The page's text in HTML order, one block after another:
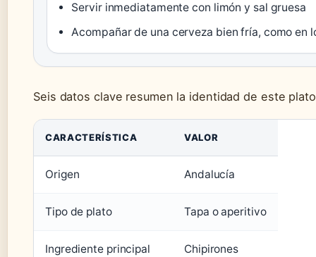
Servir inmediatamente con limón y sal gruesa
Acompañar de una cerveza bien fría, como en
Seis datos clave resumen la identidad de este
CARACTERÍSTICA VALOR
Origen Andalucía
Tipo de plato Tapa o aperitivo
Ingrediente principal Chipirones